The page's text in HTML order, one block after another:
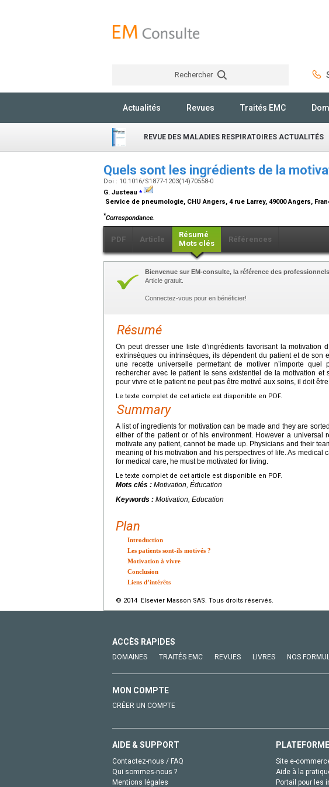
Rechercher
Actualités Revues Traités EMC
REVUE DES MALADIES RESPIRATOIRES ACTUALITÉS
Quels sont les ingrédients de la
Doi : 10.1016/S1877-1203(14)70558-0
G. Justeau ⁎
Service de pneumologie, CHU Angers, 4 rue Larrey, 49000 Angers,
*Correspondance.
PDF Article
Résumé
Mots clés
Références
Bienvenue sur EM-consulte, la référence des
Article gratuit.
Connectez-vous pour en bénéficier!
Résumé
On peut dresser une liste d’ingrédients favorisant la motivation
extrinsèques ou intrinsèques, ils dépendent du patient et de son
une recette universelle permettant de motiver n’importe
rechercher avec le patient le sens existentiel de la motivation et
pour vivre et le patient ne peut pas être motivé aux soins, il doit
Le texte complet de cet article est disponible en PDF.
Summary
A list of ingredients for motivation can be made and they are
either of the patient or of his environment. However a universal
motivate any patient, cannot be made up. Physicians and their
meaning of his motivation and his perspectives of life. As medical
for medical care, he must be motivated for living.
Le texte complet de cet article est disponible en PDF.
Mots clés : Motivation, Éducation
Keywords : Motivation, Education
Plan
Introduction
Les patients sont-ils motivés ?
Motivation à vivre
Conclusion
Liens d’intérêts
© 2014 Elsevier Masson SAS. Tous droits réservés.
ACCÈS RAPIDES
DOMAINES TRAITÉS EMC REVUES LIVRES NOS
MON COMPTE
CRÉER UN COMPTE
AIDE & SUPPORT
Contactez-nous / FAQ
Qui sommes-nous ?
Mentions légales
Site e-
Aide à la
Portail pour les